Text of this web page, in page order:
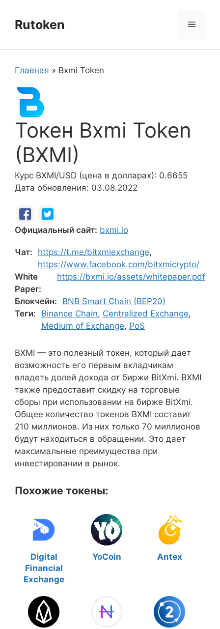
содержимому
Rutoken Меню
Главная » Bxmi Token
Токен Bxmi Token
(BXMI)
Курс BXMI/USD (цена в долларах): 0.6655
Дата обновления: 03.08.2022
Официальный сайт: bxmi.io
Чат: https://t.me/bitxmiexchange,
https://www.facebook.com/bitxmicrypto/
White
Paper:
https://bxmi.io/assets/whitepaper.pdf
Блокчейн:
BNB Smart Chain (BEP20)
Теги:
Binance Chain, Centralized Exchange,
Medium of Exchange, PoS
BXMI — это полезный токен, который дает
возможность его первым вкладчикам
владеть долей дохода от биржи BitXmi. BXMI
также предоставит скидку на торговые
сборы при использовании на бирже BitXmi.
Общее количество токенов BXMI составит
210 миллионов. Из них только 70 миллионов
будут находиться в обращении. Это дает
максимальные преимущества при
инвестировании в рынок.
Похожие токены:
Digital
Financial
Exchange
YoCoin Antex